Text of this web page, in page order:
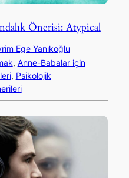
Önerisi: Atypical
Ege Yanıkoğlu
, Anne-Babalar için
, Psikolojik